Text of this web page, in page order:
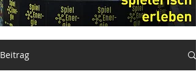
Beitrag